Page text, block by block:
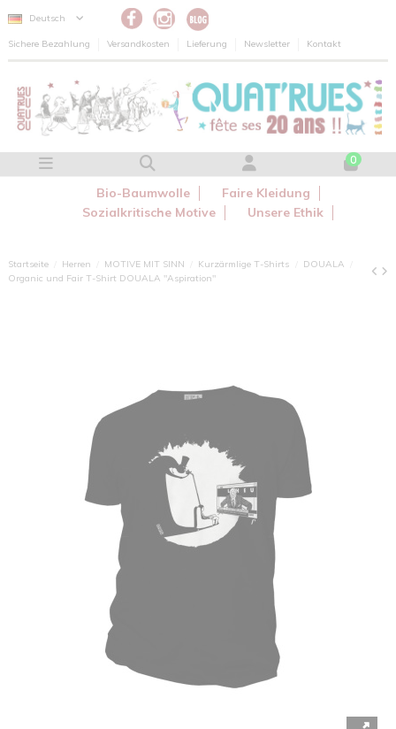
Deutsch
Sichere Bezahlung Versandkosten Lieferung Newsletter Kontakt
0
Bio-Baumwolle
Faire Kleidung
Sozialkritische Motive
Unsere Ethik
Startseite Herren MOTIVE MIT SINN Kurzärmlige T-Shirts
DOUALA
Organic und Fair T-Shirt DOUALA "Aspiration"